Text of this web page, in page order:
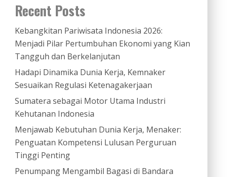
Recent Posts
Kebangkitan Pariwisata Indonesia 2026:
Menjadi Pilar Pertumbuhan Ekonomi yang Kian
Tangguh dan Berkelanjutan
Hadapi Dinamika Dunia Kerja, Kemnaker
Sesuaikan Regulasi Ketenagakerjaan
Sumatera sebagai Motor Utama Industri
Kehutanan Indonesia
Menjawab Kebutuhan Dunia Kerja, Menaker:
Penguatan Kompetensi Lulusan Perguruan
Tinggi Penting
Penumpang Mengambil Bagasi di Bandara